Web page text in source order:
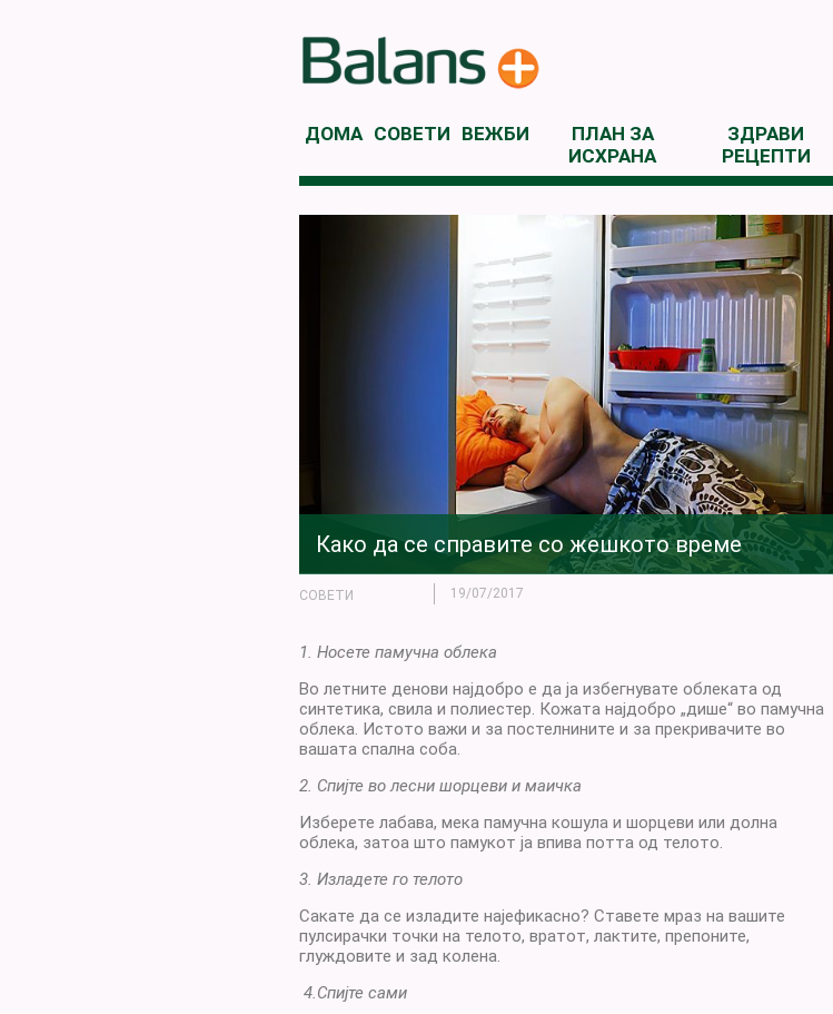
ДОМА СОВЕТИ ВЕЖБИ
ПЛАН ЗА
ИСХРАНА
ЗДРАВИ
РЕЦЕПТИ
Како да се справите со жешкото време
СОВЕТИ 19/07/2017
1. Носете памучна облека
Во летните денови најдобро е да ја избегнувате облеката од
синтетика, свила и полиестер. Кожата најдобро „дише“ во памучна
облека. Истото важи и за постелнините и за прекривачите во
вашата спална соба.
2. Спијте во лесни шорцеви и маичка
Изберете лабава, мека памучна кошула и шорцеви или долна
облека, затоа што памукот ја впива потта од телото.
3. Изладете го телото
Сакате да се изладите најефикасно? Ставете мраз на вашите
пулсирачки точки на телото, вратот, лактите, препоните,
глуждовите и зад колена.
4.Спијте сами